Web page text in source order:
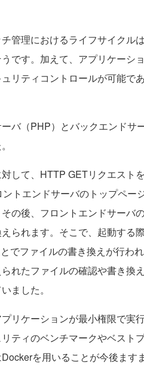
管理におけるライフサイクルは
です。加えて、アプリケーシ
リティコントロールが可能で
バ（PHP）とバックエンドサ
して、HTTP GETリクエスト
トエンドサーバのトップペー
の後、フロントエンドサーバ
られます。そこで、起動する
でファイルの書き換えが行われ
れたファイルの確認や書き換
ました。
リケーションが最小権限で実
ティのベンチマークやベスト
を用いることが今後ます